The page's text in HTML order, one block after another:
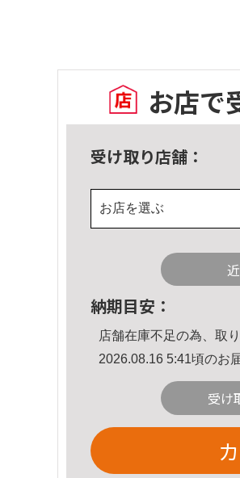
お店で
受け取り店舗：
お店を選ぶ
納期目安：
店舗在庫不足の為、取
2026.08.16 5:41頃のお
受け